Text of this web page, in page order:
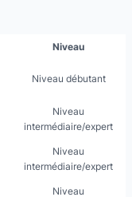
Niveau
Niveau débutant
Niveau
intermédiaire/expert
Niveau
intermédiaire/expert
Niveau